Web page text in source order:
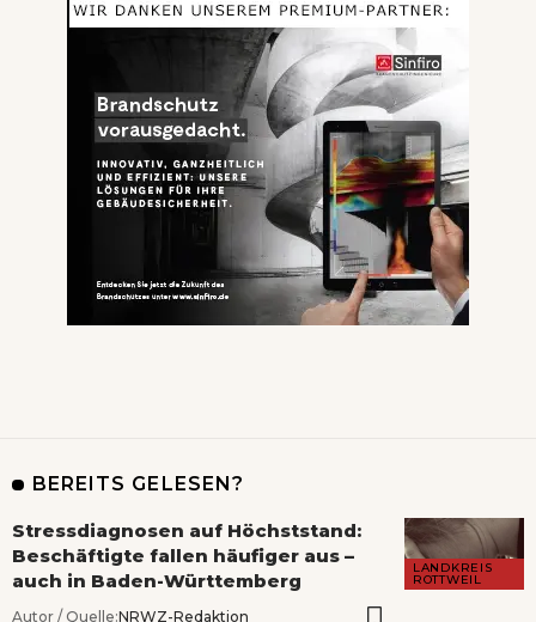
BEREITS GELESEN?
LANDKREIS
ROTTWEIL
Stressdiagnosen auf Höchststand:
Beschäftigte fallen häufiger aus –
auch in Baden-Württemberg
Autor / Quelle:NRWZ-Redaktion